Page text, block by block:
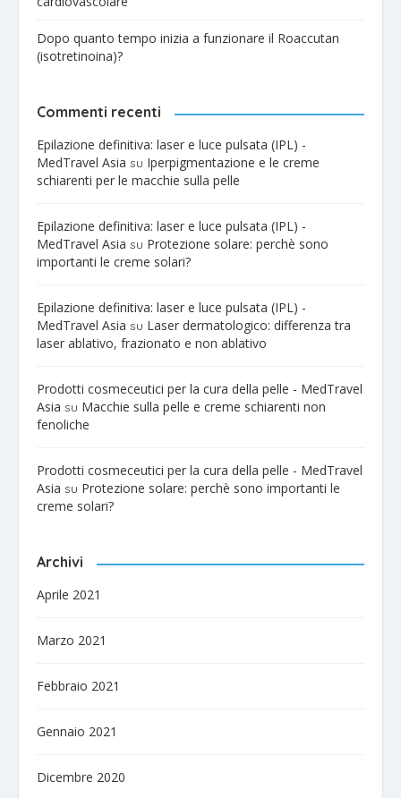
Dopo quanto tempo inizia a funzionare il Roaccutan
(isotretinoina)?
Commenti recenti
Epilazione definitiva: laser e luce pulsata (IPL) -
MedTravel Asia su Iperpigmentazione e le creme
schiarenti per le macchie sulla pelle
Epilazione definitiva: laser e luce pulsata (IPL) -
MedTravel Asia su Protezione solare: perchè sono
importanti le creme solari?
Epilazione definitiva: laser e luce pulsata (IPL) -
MedTravel Asia su Laser dermatologico: differenza tra
laser ablativo, frazionato e non ablativo
Prodotti cosmeceutici per la cura della pelle - MedTravel
Asia su Macchie sulla pelle e creme schiarenti non
fenoliche
Prodotti cosmeceutici per la cura della pelle - MedTravel
Asia su Protezione solare: perchè sono importanti le
creme solari?
Archivi
Aprile 2021
Marzo 2021
Febbraio 2021
Gennaio 2021
Dicembre 2020